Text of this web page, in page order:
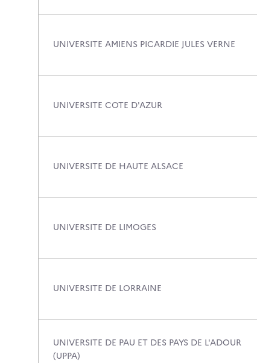
UNIVERSITE AMIENS PICARDIE JULES VERNE
UNIVERSITE COTE D'AZUR
UNIVERSITE DE HAUTE ALSACE
UNIVERSITE DE LIMOGES
UNIVERSITE DE LORRAINE
UNIVERSITE DE PAU ET DES PAYS DE L'ADOUR
(UPPA)